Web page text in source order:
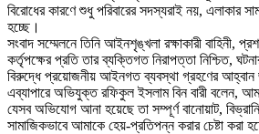
বিরোধের কারণে শুধু পরিবারের সদস্যরাই নয়, এলাকার
হচ্ছে।
‎সংবাদ সম্মেলনে তিনি আইনশৃঙ্খলা রক্ষাকারী বাহিনী,
কর্তৃপক্ষের প্রতি তার ব্যক্তিগত নিরাপত্তা নিশ্চিত,
বিরুদ্ধে প্রয়োজনীয় আইনগত ব্যবস্থা গ্রহণের আহ্বান
‎এব্যাপারে অভিযুক্ত রফিকুল ইসলাম বিন বারী বলেন,
যেসব অভিযোগ আনা হয়েছে তা সম্পূর্ণ বানোয়াট,
সামাজিকভাবে আমাকে হেয়-প্রতিপন্ন করার চেষ্টা করা